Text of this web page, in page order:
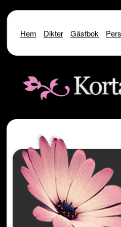
Warning: include() [function.include]: SSL
Warning
Warning
: include(http://
Warning : include() [
Hem Dikter Gästbok